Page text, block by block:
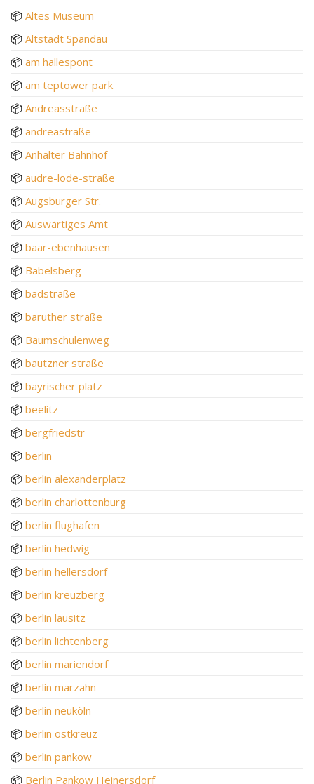
📦 Altes Museum
📦 Altstadt Spandau
📦 am hallespont
📦 am teptower park
📦 Andreasstraße
📦 andreastraße
📦 Anhalter Bahnhof
📦 audre-lode-straße
📦 Augsburger Str.
📦 Auswärtiges Amt
📦 baar-ebenhausen
📦 Babelsberg
📦 badstraße
📦 baruther straße
📦 Baumschulenweg
📦 bautzner straße
📦 bayrischer platz
📦 beelitz
📦 bergfriedstr
📦 berlin
📦 berlin alexanderplatz
📦 berlin charlottenburg
📦 berlin flughafen
📦 berlin hedwig
📦 berlin hellersdorf
📦 berlin kreuzberg
📦 berlin lausitz
📦 berlin lichtenberg
📦 berlin mariendorf
📦 berlin marzahn
📦 berlin neuköln
📦 berlin ostkreuz
📦 berlin pankow
📦 Berlin Pankow Heinersdorf